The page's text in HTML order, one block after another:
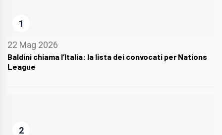
1
22 Mag 2026
Baldini chiama l’Italia: la lista dei convocati per Nations
League
2